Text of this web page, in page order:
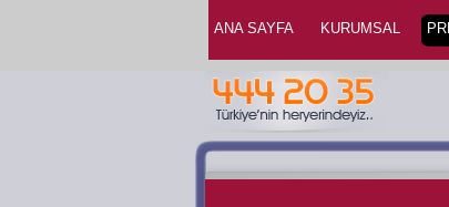
ANA SAYFA KURUMSAL